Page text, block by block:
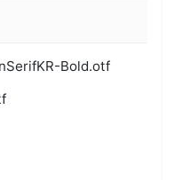
Bold.otf